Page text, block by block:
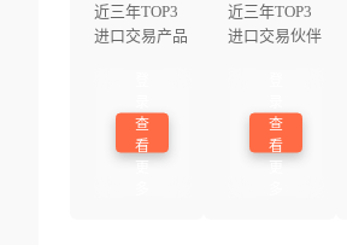
近三年TOP3
进口交易产品
查
看
近三年TOP3
进口交易伙伴
查
看